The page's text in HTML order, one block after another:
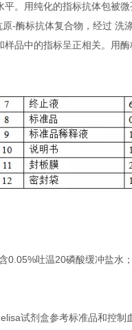
。用纯化的指标抗体包被
-酶标抗体复合物，经过 洗
品中的指标呈正相关。用
0.05%吐温20磷酸缓冲盐水；
试剂盒参考标准品和控制